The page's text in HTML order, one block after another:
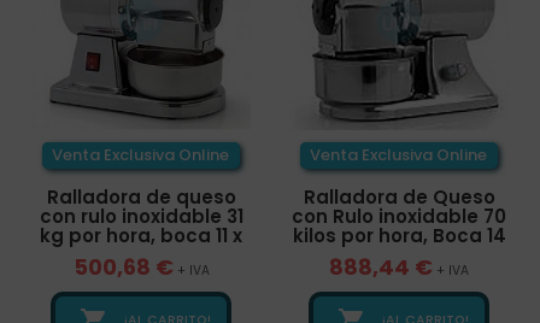
Venta Exclusiva Online
Ralladora de queso
con rulo inoxidable 31
kg por hora, boca 11 x
500,68 € + IVA
Venta Exclusiva Online
Ralladora de Queso
con Rulo inoxidable 70
kilos por hora, Boca 14
888,44 € + IVA